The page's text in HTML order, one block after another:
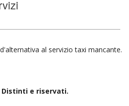
al servizio taxi mancante.
e riservati.